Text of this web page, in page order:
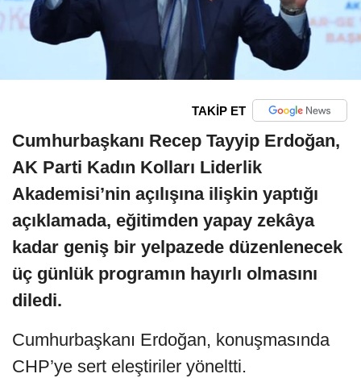
TAKİP ET
Cumhurbaşkanı Recep Tayyip Erdoğan,
AK Parti Kadın Kolları Liderlik
Akademisi’nin açılışına ilişkin yaptığı
açıklamada, eğitimden yapay zekâya
kadar geniş bir yelpazede düzenlenecek
üç günlük programın hayırlı olmasını
diledi.
Cumhurbaşkanı Erdoğan, konuşmasında
CHP’ye sert eleştiriler yöneltti.